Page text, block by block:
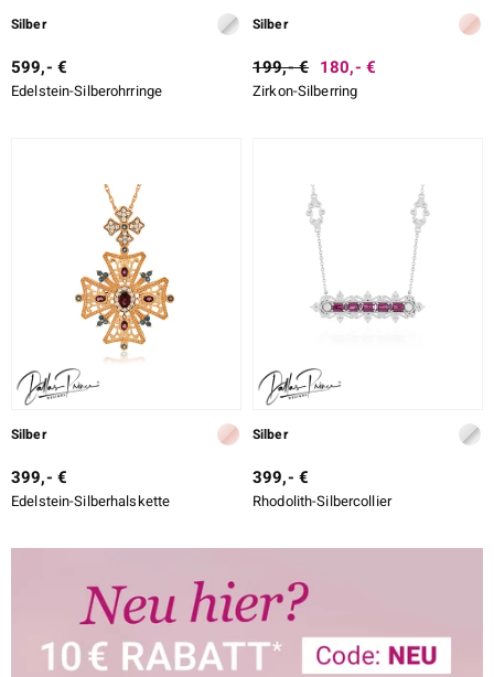
Silber
599,- €
Edelstein-Silberohrringe
Silber
199,- € 180,- €
Zirkon-Silberring
Silber
399,- €
Edelstein-Silberhalskette
Silber
399,- €
Rhodolith-Silbercollier